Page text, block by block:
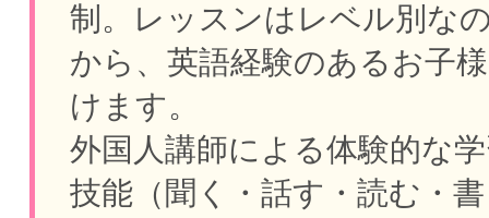
制。
レッスンはレベル別な
から、英語経験のあるお子
けます。
外国人講師による体験的な
技能（聞く・話す・読む・